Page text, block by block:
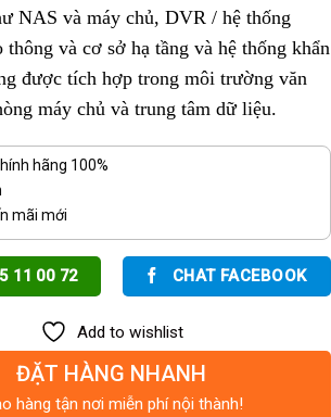
NAS và máy chủ, DVR / hệ thống
thông và cơ sở hạ tầng và hệ thống khẩn
được tích hợp trong môi trường văn
máy chủ và trung tâm dữ liệu.
hãng 100%
mãi mới
11 00 72 CHAT FACEBOOK
Add to wishlist
ĐẶT HÀNG NHANH
hàng tận nơi miễn phí nội thành!